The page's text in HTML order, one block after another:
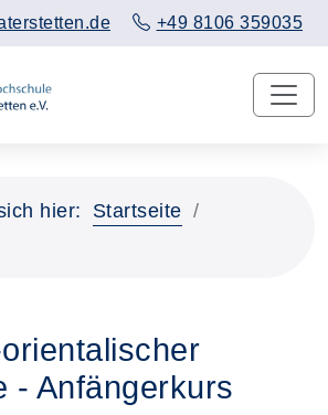
+49 8106 359035
hier:
Startseite
- Anfängerkurs